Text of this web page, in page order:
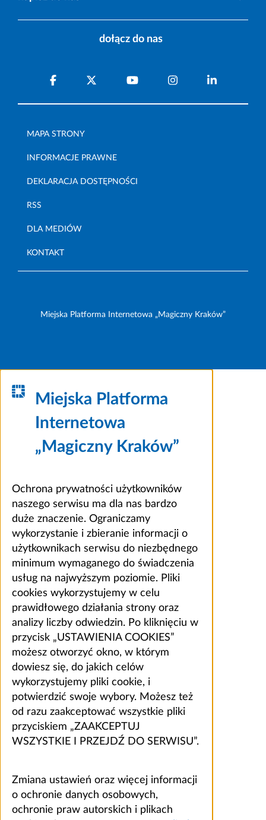
dołącz do nas
MAPA STRONY
INFORMACJE PRAWNE
DEKLARACJA DOSTĘPNOŚCI
RSS
DLA MEDIÓW
KONTAKT
Miejska Platforma Internetowa „Magiczny Kraków”
Miejska Platforma
Internetowa
„Magiczny Kraków”
Ochrona prywatności użytkowników
naszego serwisu ma dla nas bardzo
duże znaczenie. Ograniczamy
wykorzystanie i zbieranie informacji o
użytkownikach serwisu do niezbędnego
minimum wymaganego do świadczenia
usług na najwyższym poziomie. Pliki
cookies wykorzystujemy w celu
prawidłowego działania strony oraz
analizy liczby odwiedzin. Po kliknięciu w
przycisk „USTAWIENIA COOKIES”
możesz otworzyć okno, w którym
dowiesz się, do jakich celów
wykorzystujemy pliki cookie, i
potwierdzić swoje wybory. Możesz też
od razu zaakceptować wszystkie pliki
przyciskiem „ZAAKCEPTUJ
WSZYSTKIE I PRZEJDŹ DO SERWISU”.
Zmiana ustawień oraz więcej informacji
o ochronie danych osobowych,
ochronie praw autorskich i plikach